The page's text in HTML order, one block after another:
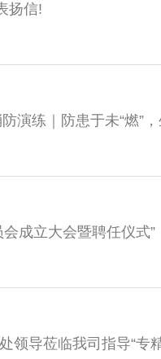
扬信!
演练｜防患于未“燃”
成立大会暨聘任仪式”
领导莅临我司指导“专